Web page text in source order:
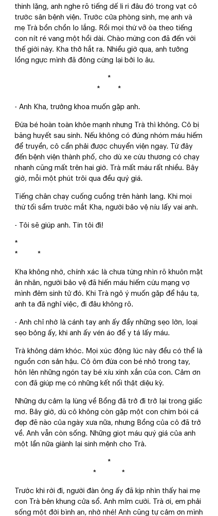
thinh lặng, anh nghe rõ tiếng dế li ri đâu đó trong vạt cỏ
trước sân bệnh viện. Trước cửa phòng sinh, mẹ anh và
mẹ Trà bồn chồn lo lắng. Rồi mọi thứ vỡ òa theo tiếng
con nít ré vang một hồi dài. Chào mừng con đã đến với
thế giới này. Kha thở hắt ra. Nhiều giờ qua, anh tưởng
lồng ngực mình đã đông cứng lại bởi lo âu.
*
* *
- Anh Kha, trưởng khoa muốn gặp anh.
Đứa bé hoàn toàn khỏe mạnh nhưng Trà thì không. Cô bị
băng huyết sau sinh. Nếu không có đúng nhóm máu hiếm
để truyền, cô cần phải được chuyển viện ngay. Từ đây
đến bệnh viện thành phố, cho dù xe cứu thương có chạy
nhanh cũng mất trên hai giờ. Trà mất máu rất nhiều. Bây
giờ, mỗi một phút trôi qua đều quý giá.
Tiếng chân chạy cuống cuồng trên hành lang. Khi mọi
thứ tối sầm trước mắt Kha, người bảo vệ níu lấy vai anh.
- Tôi sẽ giúp anh. Tin tôi đi!
*
* *
Kha không nhớ, chính xác là chưa từng nhìn rõ khuôn mặt
ân nhân, người bảo vệ đã hiến máu hiếm cứu mạng vợ
mình đêm sinh tử đó. Khi Trà ngỏ ý muốn gặp để hậu tạ,
anh ta đã nghỉ việc, đi đâu không rõ.
- Anh chỉ nhớ là cánh tay anh ấy đầy những sẹo lớn, loại
sẹo bỏng ấy, khi anh ấy vén áo để y tá lấy máu.
Trà không dám khóc. Mọi xúc động lúc này đều có thể là
nguồn cơn sản hậu. Cô ôm đứa con bé nhỏ trong tay,
hôn lên những ngón tay bé xíu xinh xắn của con. Cảm ơn
con đã giúp mẹ có những kết nối thật diệu kỳ.
Những dự cảm lạ lùng về Bồng đã trở đi trở lại trong giấc
mơ. Bây giờ, dù cô không còn gặp một con chim bói cá
đẹp đẽ nào của ngày xưa nữa, nhưng Bồng của cô đã trở
về. Anh vẫn còn sống. Những giọt máu quý giá của anh
một lần nữa giành lại sinh mệnh cho Trà.
*
* *
Trước khi rời đi, người đàn ông ấy đã kịp nhìn thấy hai mẹ
con Trà bên khung cửa sổ. Anh mỉm cười. Trà ơi, em phải
sống một đời bình an, nhớ nhé! Anh cũng tự cảm ơn mình